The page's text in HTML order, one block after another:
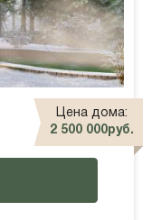
Цена дома:
2 500 000руб.